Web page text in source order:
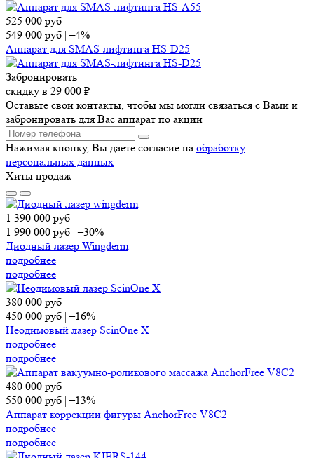
525 000 руб
549 000 руб |–4%
Аппарат для SMAS-лифтинга HS-D25
Забронировать
скидку в 29 000 ₽
Оставьте свои контакты, чтобы мы могли связаться с Вами и
забронировать для Вас аппарат по акции
Нажимая кнопку, Вы даете согласие на обработку
персональных данных
Хиты продаж
1 390 000 руб
1 990 000 руб |–30%
Диодный лазер Wingderm
подробнее
подробнее
380 000 руб
450 000 руб |–16%
Неодимовый лазер ScinOne X
подробнее
подробнее
480 000 руб
550 000 руб |–13%
Аппарат коррекции фигуры AnchorFree V8C2
подробнее
подробнее